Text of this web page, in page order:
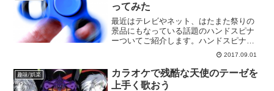
ってみた
最近はテレビやネット、はたまた祭りの
景品にもなっている話題のハンドスピナ
ーついてご紹介します。ハンドスピナー
とは何か？もともとこのハンドスピナー
とは、ただのおもちゃではなく重症筋無
力症の子ども向けに考案され、他にも自
閉症の人の精神を落ち着か...
2017.09.01
趣味/娯楽
カラオケで残酷な天使のテーゼを
上手く歌おう